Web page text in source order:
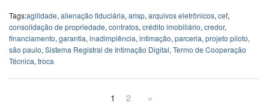
Tags:agilidade, alienação fiduciária, arisp, arquivos eletrônicos, cef,
consolidação de propriedade, contratos, crédito imobiliário, credor,
financiamento, garantia, inadimplência, intimação, parceria, projeto piloto,
são paulo, Sistema Registral de Intimação Digital, Termo de Cooperação
Técnica, troca
1 2 »